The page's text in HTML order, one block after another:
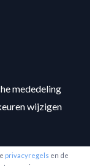
mededeling
wijzigen
privacyregels en de